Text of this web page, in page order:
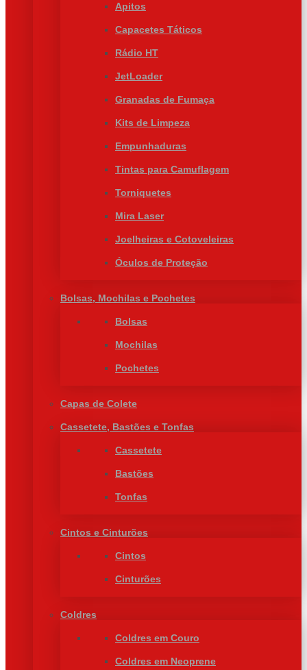
Apitos
Capacetes Táticos
Rádio HT
JetLoader
Granadas de Fumaça
Kits de Limpeza
Empunhaduras
Tintas para Camuflagem
Torniquetes
Mira Laser
Joelheiras e Cotoveleiras
Óculos de Proteção
Bolsas, Mochilas e Pochetes
Bolsas
Mochilas
Pochetes
Capas de Colete
Cassetete, Bastões e Tonfas
Cassetete
Bastões
Tonfas
Cintos e Cinturões
Cintos
Cinturões
Coldres
Coldres em Couro
Coldres em Neoprene